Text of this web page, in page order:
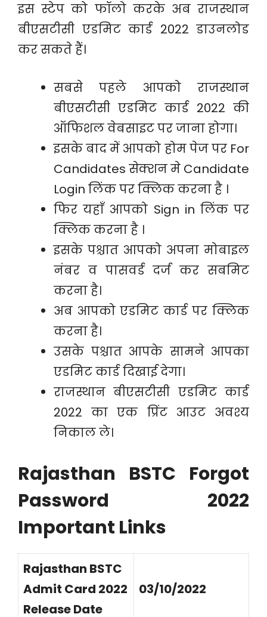
इस स्टेप को फॉलो करके अब राजस्थान
बीएसटीसी एडमिट कार्ड 2022 डाउनलोड
कर सकते हैं।
सबसे पहले आपको राजस्थान
बीएसटीसी एडमिट कार्ड 2022 की
ऑफिशल वेबसाइट पर जाना होगा।
इसके बाद में आपको होम पेज पर For
Candidates सेक्शन मे Candidate
Login लिंक पर क्लिक करना है ।
फिर यहाँ आपको Sign in लिंक पर
क्लिक करना है ।
इसके पश्चात आपको अपना मोबाइल
नंबर व पासवर्ड दर्ज कर सबमिट
करना है।
अब आपको एडमिट कार्ड पर क्लिक
करना है।
उसके पश्चात आपके सामने आपका
एडमिट कार्ड दिखाई देगा।
राजस्थान बीएसटीसी एडमिट कार्ड
2022 का एक प्रिंट आउट अवश्य
निकाल ले।
Rajasthan BSTC Forgot
Password 2022
Important Links
Rajasthan BSTC
Admit Card 2022
Release Date
03/10/2022